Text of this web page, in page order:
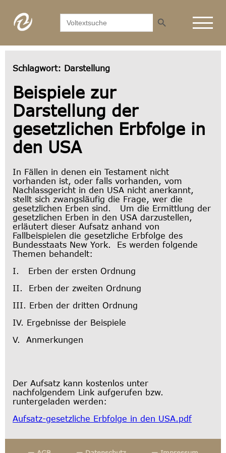
Search
for:
Search Button
Schlagwort: Darstellung
Beispiele zur
Darstellung der
gesetzlichen Erbfolge in
den USA
In Fällen in denen ein Testament nicht
vorhanden ist, oder falls vorhanden, vom
Nachlassgericht in den USA nicht anerkannt,
stellt sich zwangsläufig die Frage, wer die
gesetzlichen Erben sind. Um die Ermittlung der
gesetzlichen Erben in den USA darzustellen,
erläutert dieser Aufsatz anhand von
Fallbeispielen die gesetzliche Erbfolge des
Bundesstaats New York. Es werden folgende
Themen behandelt:
I. Erben der ersten Ordnung
II. Erben der zweiten Ordnung
III. Erben der dritten Ordnung
IV. Ergebnisse der Beispiele
V. Anmerkungen
Der Aufsatz kann kostenlos unter
nachfolgendem Link aufgerufen bzw.
runtergeladen werden:
Aufsatz-gesetzliche Erbfolge in den USA.pdf